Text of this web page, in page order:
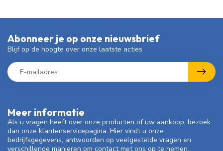
Meer informatie
Als u vragen heeft over onze producten of uw aankoop, bezoek
dan onze klantenservicepagina. Hier vindt u onze
bedrijfsgegevens, antwoorden op veelgestelde vragen en
verschillende manieren om contact met ons op te nemen.
Abonneer je op onze nieuwsbrief
Blijf op de hoogte over onze laatste acties